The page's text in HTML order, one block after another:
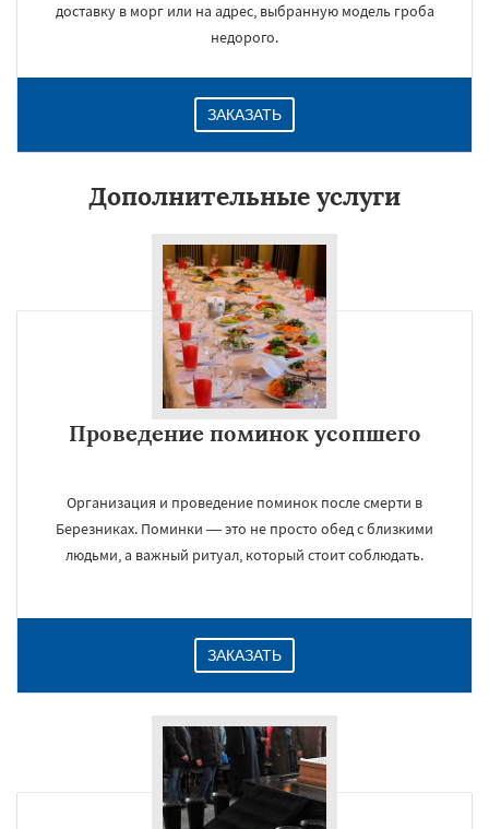
доставку в морг или на адрес, выбранную модель гроба
недорого.
ЗАКАЗАТЬ
Дополнительные услуги
Проведение поминок усопшего
Организация и проведение поминок после смерти в
Березниках. Поминки — это не просто обед с близкими
людьми, а важный ритуал, который стоит соблюдать.
ЗАКАЗАТЬ
Даю согласие на обработку персональных данных